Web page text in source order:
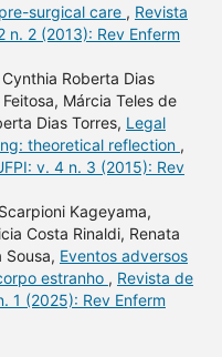
surgical care , Revista
n. 2 (2013): Rev Enferm
Roberta Dias
Márcia Teles de
Dias Torres, Legal
theoretical reflection ,
v. 4 n. 3 (2015): Rev
Kageyama,
Costa Rinaldi, Renata
Sousa, Eventos adversos
estranho , Revista de
1 (2025): Rev Enferm